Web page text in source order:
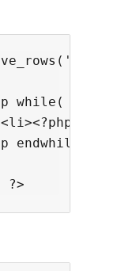
while(
endwhile; ?>